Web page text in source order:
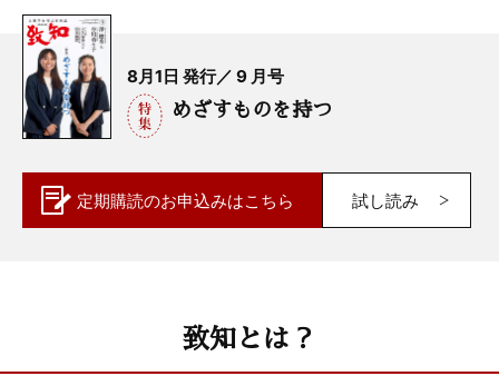
8月1日 発行／ 9 月号
めざすものを持つ
定期購読のお申込みはこちら 試し読み
致知とは？